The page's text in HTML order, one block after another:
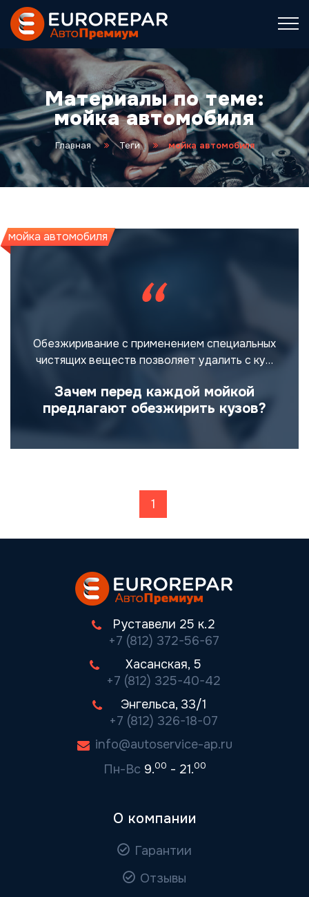
Материалы по теме:
мойка автомобиля
Главная Теги мойка автомобиля
мойка автомобиля
Обезжиривание с применением специальных
чистящих веществ позволяет удалить с ку…
Зачем перед каждой мойкой
предлагают обезжирить кузов?
Posts navigation
Страница
1
Руставели 25 к.2
+7 (812) 372-56-67
Хасанская, 5
+7 (812) 325-40-42
Энгельса, 33/1
+7 (812) 326-18-07
info@autoservice-ap.ru
Пн-Вс 9.00 - 21.00
О компании
Гарантии
Отзывы